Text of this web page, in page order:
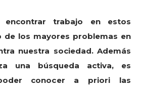
trabajo en estos
de los mayores problemas en
nuestra sociedad. Además
una búsqueda activa, es
conocer a priori las